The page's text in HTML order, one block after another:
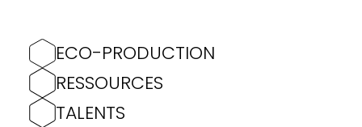
ECO-PRODUCTION
RESSOURCES
TALENTS